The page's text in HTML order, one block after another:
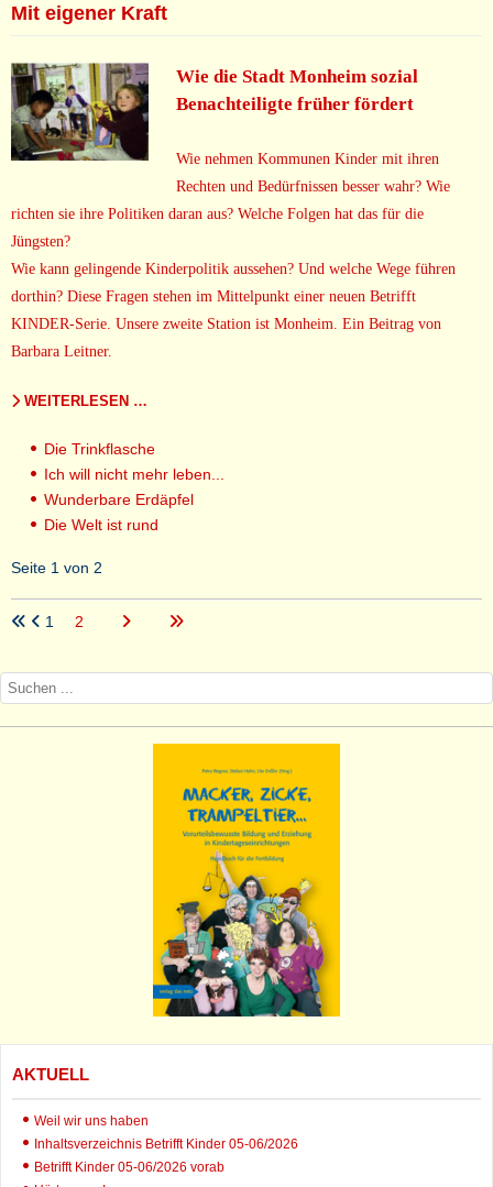
Mit eigener Kraft
Wie die Stadt Monheim sozial
Benachteiligte früher fördert
Wie nehmen Kommunen Kinder mit ihren
Rechten und Bedürfnissen besser wahr? Wie
richten sie ihre Politiken daran aus? Welche Folgen hat das für die
Jüngsten?
Wie kann gelingende Kinderpolitik aussehen? Und welche Wege führen
dorthin? Diese Fragen stehen im Mittelpunkt einer neuen Betrifft
KINDER-Serie. Unsere zweite Station ist Monheim. Ein Beitrag von
Barbara Leitner.
WEITERLESEN …
Die Trinkflasche
Ich will nicht mehr leben...
Wunderbare Erdäpfel
Die Welt ist rund
Seite 1 von 2
1 2
AKTUELL
Weil wir uns haben
Inhaltsverzeichnis Betrifft Kinder 05-06/2026
Betrifft Kinder 05-06/2026 vorab